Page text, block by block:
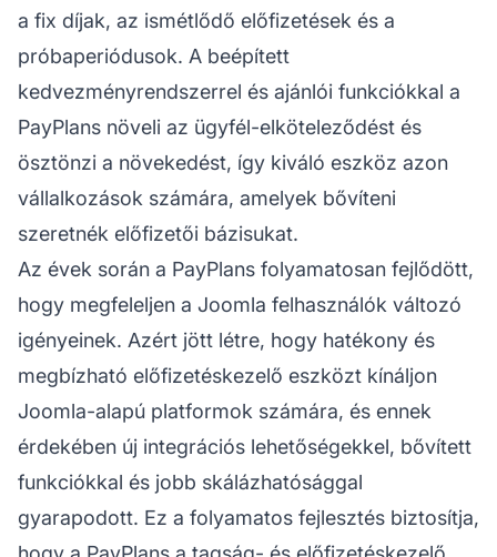
a fix díjak, az ismétlődő előfizetések és a
próbaperiódusok. A beépített
kedvezményrendszerrel és ajánlói funkciókkal a
PayPlans növeli az ügyfél-elköteleződést és
ösztönzi a növekedést, így kiváló eszköz azon
vállalkozások számára, amelyek bővíteni
szeretnék előfizetői bázisukat.
Az évek során a PayPlans folyamatosan fejlődött,
hogy megfeleljen a Joomla felhasználók változó
igényeinek. Azért jött létre, hogy hatékony és
megbízható előfizetéskezelő eszközt kínáljon
Joomla-alapú platformok számára, és ennek
érdekében új integrációs lehetőségekkel, bővített
funkciókkal és jobb skálázhatósággal
gyarapodott. Ez a folyamatos fejlesztés biztosítja,